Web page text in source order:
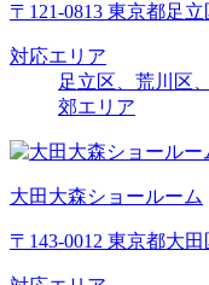
〒121-0813 東京都足立
対応エリア
足立区、荒川区
郊エリア
大田大森ショールーム
〒143-0012 東京都大田